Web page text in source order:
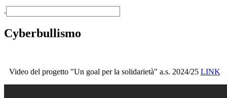
.
Cyberbullismo
Video del progetto "Un goal per la solidarietà" a.s. 2024/25 LINK